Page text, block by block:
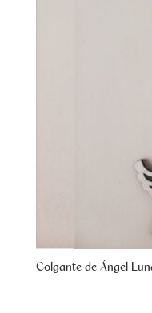
Colgante de Ángel